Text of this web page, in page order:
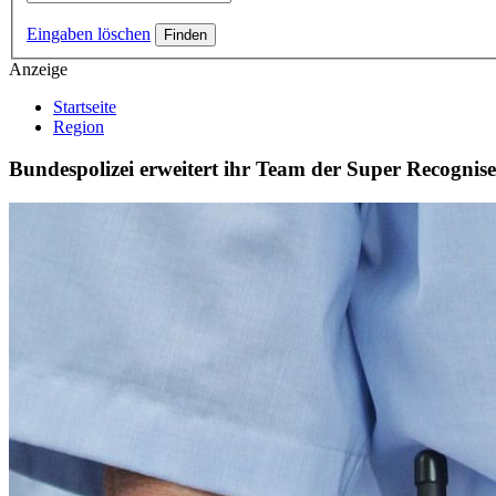
Eingaben löschen
Anzeige
Startseite
Region
Bundespolizei erweitert ihr Team der Super